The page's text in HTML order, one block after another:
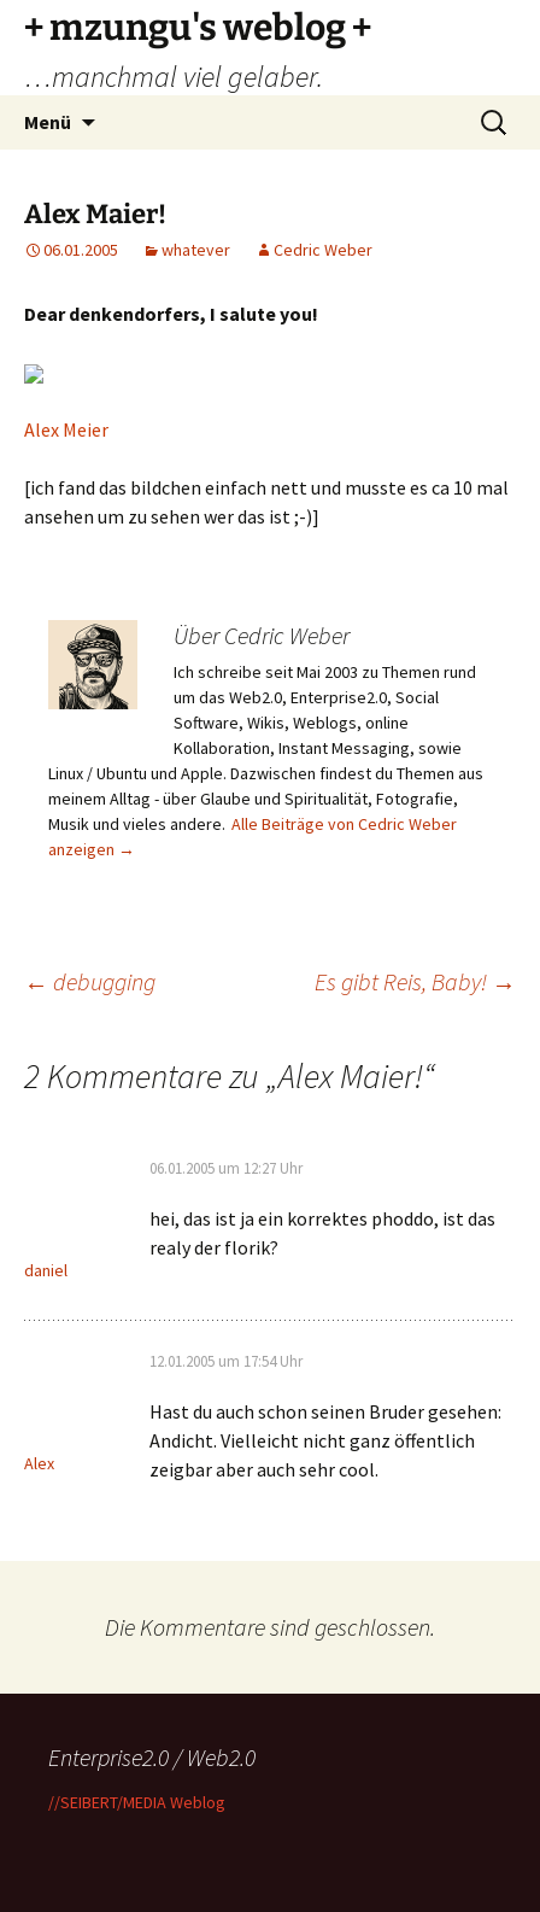
Zum
Inhalt
springen
+ mzungu's weblog +
…manchmal viel gelaber.
Menü
Suchen
nach:
Alex Maier!
06.01.2005 whatever Cedric Weber
Dear denkendorfers, I salute you!
Alex Meier
[ich fand das bildchen einfach nett und musste es ca 10 mal
ansehen um zu sehen wer das ist ;-)]
Über Cedric Weber
Ich schreibe seit Mai 2003 zu Themen rund
um das Web2.0, Enterprise2.0, Social
Software, Wikis, Weblogs, online
Kollaboration, Instant Messaging, sowie
Linux / Ubuntu und Apple. Dazwischen findest du Themen aus
meinem Alltag - über Glaube und Spiritualität, Fotografie,
Musik und vieles andere. Alle Beiträge von Cedric Weber
anzeigen →
Beitragsnavigation
← debugging Es gibt Reis, Baby! →
2 Kommentare zu „Alex Maier!“
daniel
06.01.2005 um 12:27 Uhr
hei, das ist ja ein korrektes phoddo, ist das
realy der florik?
Alex
12.01.2005 um 17:54 Uhr
Hast du auch schon seinen Bruder gesehen:
Andicht. Vielleicht nicht ganz öffentlich
zeigbar aber auch sehr cool.
Die Kommentare sind geschlossen.
Enterprise2.0 / Web2.0
//SEIBERT/MEDIA Weblog